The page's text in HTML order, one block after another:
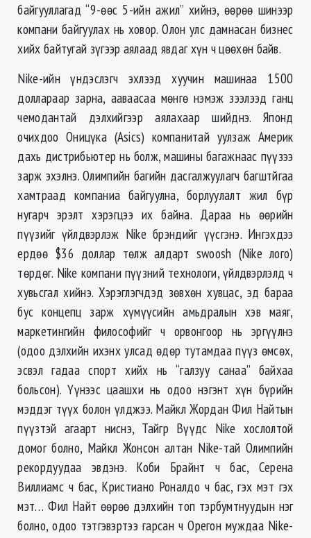
байгууллагад “9-ѳѳс 5-ийн ажил” хийнэ, ѳѳрѳѳ шинээр
компани байгуулах нь ховор. Олон улс дамнасан бизнес
хийх байтугай зүгээр аялаад явдаг хүн ч цѳѳхѳн байв.
Nike-ийн үндэслэгч эхлээд хуучин машинаа 1500
доллараар зарна, ааваасаа мѳнгѳ нэмэж зээлээд ганц
чемодантай дэлхийгээр аялахаар шийднэ. Японд
очихдоо Оницүка (Asics) компанитай уулзаж Америк
дахь дистрибьютер нь болж, машины багажнаас пүүзээ
зарж эхэлнэ. Олимпийн багийн дасгалжуулагч багштйгаа
хамтраад компаниа байгуулна, борлуулалт жил бүр
нугарч эрэлт хэрэгцээ их байна. Дараа нь ѳѳрийн
пүүзийг үйлдвэрлэж Nike брэндийг үүсгэнэ. Ингэхдээ
ердѳѳ $36 доллар тѳлж алдарт swoosh (Nike лого)
тѳрдѳг. Nike компани пүүзний технологи, үйлдвэрлэлд ч
хувьсгал хийнэ. Хэрэглэгчдэд зѳвхѳн хувцас, эд бараа
бус концепц зарж хүмүүсийн амьдралын хэв маяг,
маркетингийн философийг ч орвонгоор нь эргүүлнэ
(одоо дэлхийн ихэнх улсад ѳдѳр тутамдаа пүүз ѳмсѳх,
эсвэл гадаа спорт хийх нь “галзуу санаа” байхаа
больсон). Үүнээс цаашхи нь одоо нэгэнт хүн бүрийн
мэддэг түүх болон үлджээ. Майкл Жордан Фил Найтын
пүүзтэй агаарт ниснэ, Тайгр Вүүдс Nike хослолтой
домог болно, Майкл Жонсон алтан Nike-тай Олимпийн
рекордуудаа эвдэнэ. Коби Брайнт ч бас, Серена
Виллиамс ч бас, Кристиано Роналдо ч бас, гэх мэт гэх
мэт… Фил Найт ѳѳрѳѳ дэлхийн топ тэрбумтнуудын нэг
болно, одоо тэтгэвэртээ гарсан ч Орегон муждаа Nike-